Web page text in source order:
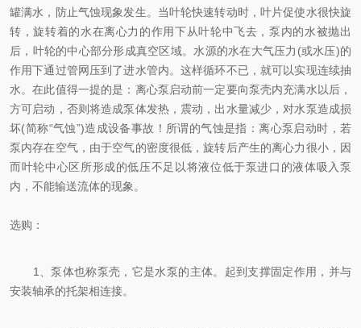
罐满水，防止气蚀现象发生。当叶轮快速转动时，叶片促使水很快旋
转，旋转着的水在离心力的作用下从叶轮中飞去，泵内的水被抛出
后，叶轮的中心部分形成真空区域。水源的水在大气压力(或水压)的
作用下通过管网压到了进水管内。这样循环不已，就可以实现连续抽
水。在此值得一提的是：离心泵启动前一定要向泵壳内充满水以后，
方可启动，否则将造成泵体发热，震动，出水量减少，对水泵造成损
坏(简称“气蚀”)造成设备事故！所谓的气蚀是指：离心泵启动时，若
泵内存在空气，由于空气的密度很低，旋转后产生的离心力很小，因
而叶轮中心区所形成的低压不足以将液位低于泵进口的液体吸入泵
内，不能输送流体的现象。
选购：
1、泵体也称泵壳，它是水泵的主体。起到支撑固定作用，并与
安装轴承的托架相连接。